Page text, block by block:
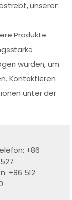
unseren
Produkte
wurden, um
Kontaktieren
unter der
+86
+86 512